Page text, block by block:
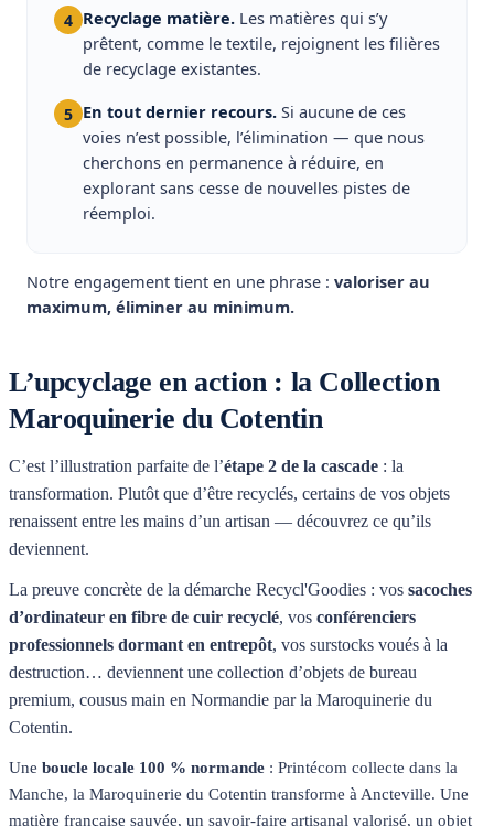
4 Recyclage matière. Les matières qui s’y
prêtent, comme le textile, rejoignent les filières
de recyclage existantes.
5 En tout dernier recours. Si aucune de ces
voies n’est possible, l’élimination — que nous
cherchons en permanence à réduire, en
explorant sans cesse de nouvelles pistes de
réemploi.
Notre engagement tient en une phrase : valoriser au
maximum, éliminer au minimum.
L’upcyclage en action : la Collection
Maroquinerie du Cotentin
C’est l’illustration parfaite de l’étape 2 de la cascade : la
transformation. Plutôt que d’être recyclés, certains de vos objets
renaissent entre les mains d’un artisan — découvrez ce qu’ils
deviennent.
La preuve concrète de la démarche Recycl'Goodies : vos sacoches
d’ordinateur en fibre de cuir recyclé, vos conférenciers
professionnels dormant en entrepôt, vos surstocks voués à la
destruction… deviennent une collection d’objets de bureau
premium, cousus main en Normandie par la Maroquinerie du
Cotentin.
Une boucle locale 100 % normande : Printécom collecte dans la
Manche, la Maroquinerie du Cotentin transforme à Ancteville. Une
matière française sauvée, un savoir-faire artisanal valorisé, un objet